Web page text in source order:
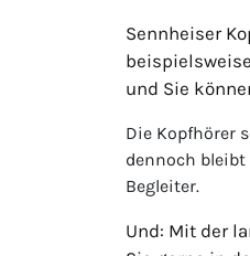
Sennheiser
und Sie
Die Kopfhörer
dennoch bleibt
Begleiter.
Und: Mit der